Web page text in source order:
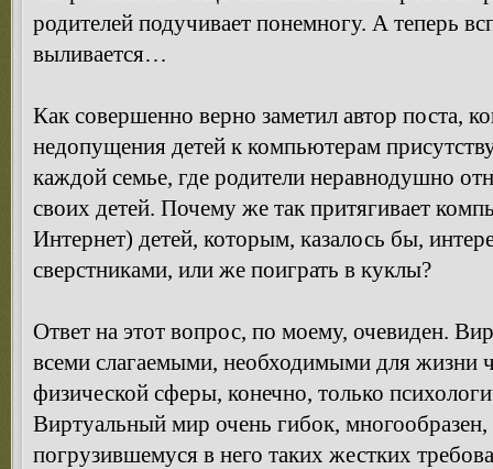
родителей подучивает понемногу. А теперь
выливается…
Как совершенно верно заметил автор поста,
недопущения детей к компьютерам
каждой семье, где родители неравнодушно
своих детей. Почему же так притягивает
Интернет) детей, которым, казалось бы,
сверстниками, или же поиграть в куклы?
Ответ на этот вопрос, по моему, очевиден.
всеми слагаемыми, необходимыми для жизни
физической сферы, конечно, только
Виртуальный мир очень гибок, многообразен,
погрузившемуся в него таких жестких